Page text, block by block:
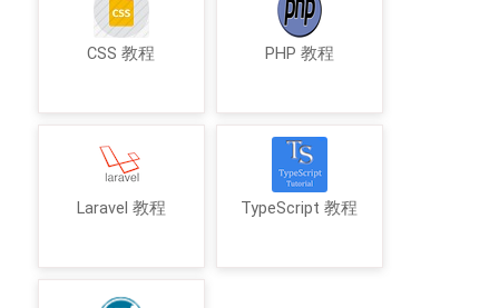
CSS 教程 PHP 教程
Laravel 教程 TypeScript 教程